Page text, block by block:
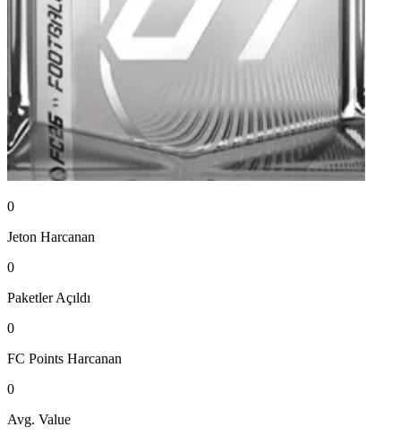
0
Jeton Harcanan
0
Paketler Açıldı
0
FC Points Harcanan
0
Avg. Value